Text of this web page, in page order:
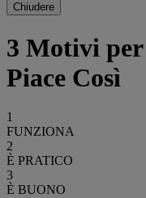
Chiudere
3 Motivi
Piace Così
1
FUNZIONA
2
È PRATICO
3
È BUONO